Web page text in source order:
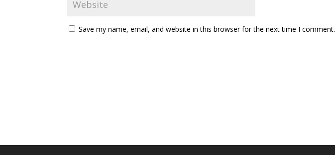
Save my name, email, and website in this browser for the next time I comment.